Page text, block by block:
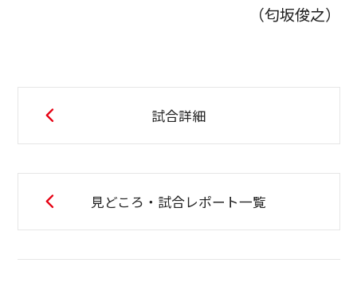
（匂坂俊之）
試合詳細
見どころ・試合レポート一覧